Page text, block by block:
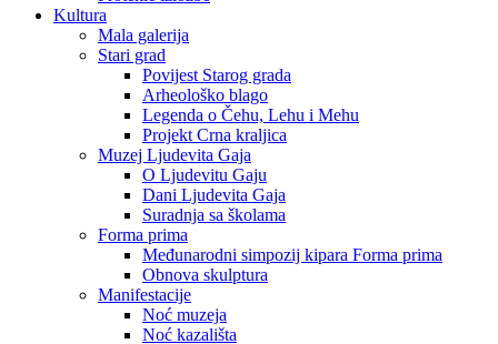
Kultura
Mala galerija
Stari grad
Povijest Starog grada
Arheološko blago
Legenda o Čehu, Lehu i Mehu
Projekt Crna kraljica
Muzej Ljudevita Gaja
O Ljudevitu Gaju
Dani Ljudevita Gaja
Suradnja sa školama
Forma prima
Međunarodni simpozij kipara Forma prima
Obnova skulptura
Manifestacije
Noć muzeja
Noć kazališta